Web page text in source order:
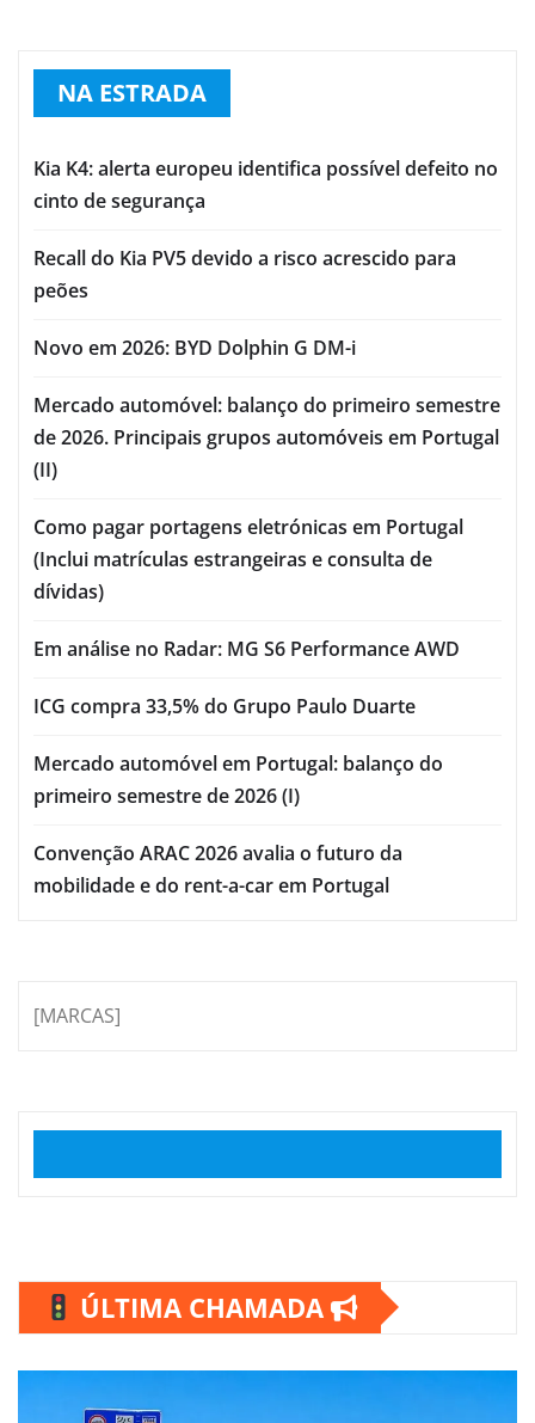
NA ESTRADA
Kia K4: alerta europeu identifica possível defeito no
cinto de segurança
Recall do Kia PV5 devido a risco acrescido para
peões
Novo em 2026: BYD Dolphin G DM-i
Mercado automóvel: balanço do primeiro semestre
de 2026. Principais grupos automóveis em Portugal
(II)
Como pagar portagens eletrónicas em Portugal
(Inclui matrículas estrangeiras e consulta de
dívidas)
Em análise no Radar: MG S6 Performance AWD
ICG compra 33,5% do Grupo Paulo Duarte
Mercado automóvel em Portugal: balanço do
primeiro semestre de 2026 (I)
Convenção ARAC 2026 avalia o futuro da
mobilidade e do rent-a-car em Portugal
[MARCAS]
ÚLTIMA CHAMADA